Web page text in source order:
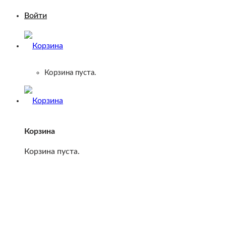
Войти
Корзина пуста.
Корзина
Корзина пуста.